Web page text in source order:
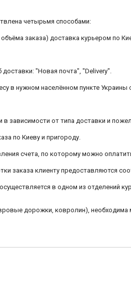
​​четырьмя способами:
заказа) доставка курьером по
"Новая почта", "Delivery".
в нужном населённом пункте
зависимости от типа доставки и
по Киеву и пригороду.
счета, по которому можно
заказа клиенту предоставляются
в одном из отделений
дорожки, ковролин),